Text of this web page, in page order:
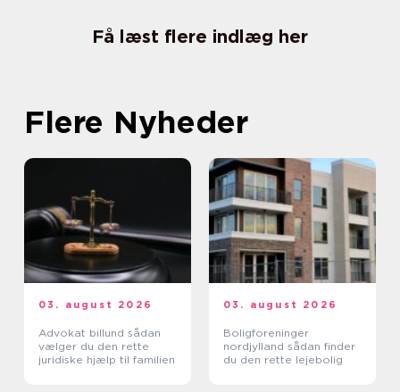
Få læst flere indlæg her
Flere Nyheder
03. august 2026
Advokat billund sådan
vælger du den rette
juridiske hjælp til familien
03. august 2026
Boligforeninger
nordjylland sådan finder
du den rette lejebolig